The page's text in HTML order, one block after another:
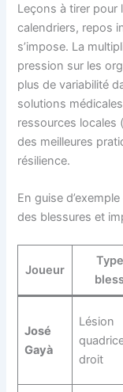
Leçons à tirer pour
calendriers, repos
s’impose. La
pression sur les
plus de variabilité
solutions
ressources locales
des meilleures
résilience.
En guise
des blessures et
Joueur
José
Gayà
Lésion
droit